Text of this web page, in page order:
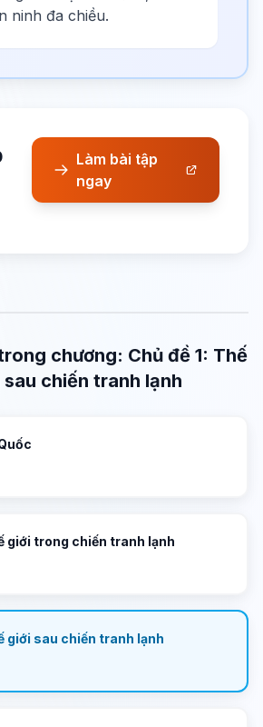
ninh đa chiều.
Làm bài tập
ngay
chương: Chủ đề 1: Thế
chiến tranh lạnh
giới trong chiến tranh lạnh
giới sau chiến tranh lạnh